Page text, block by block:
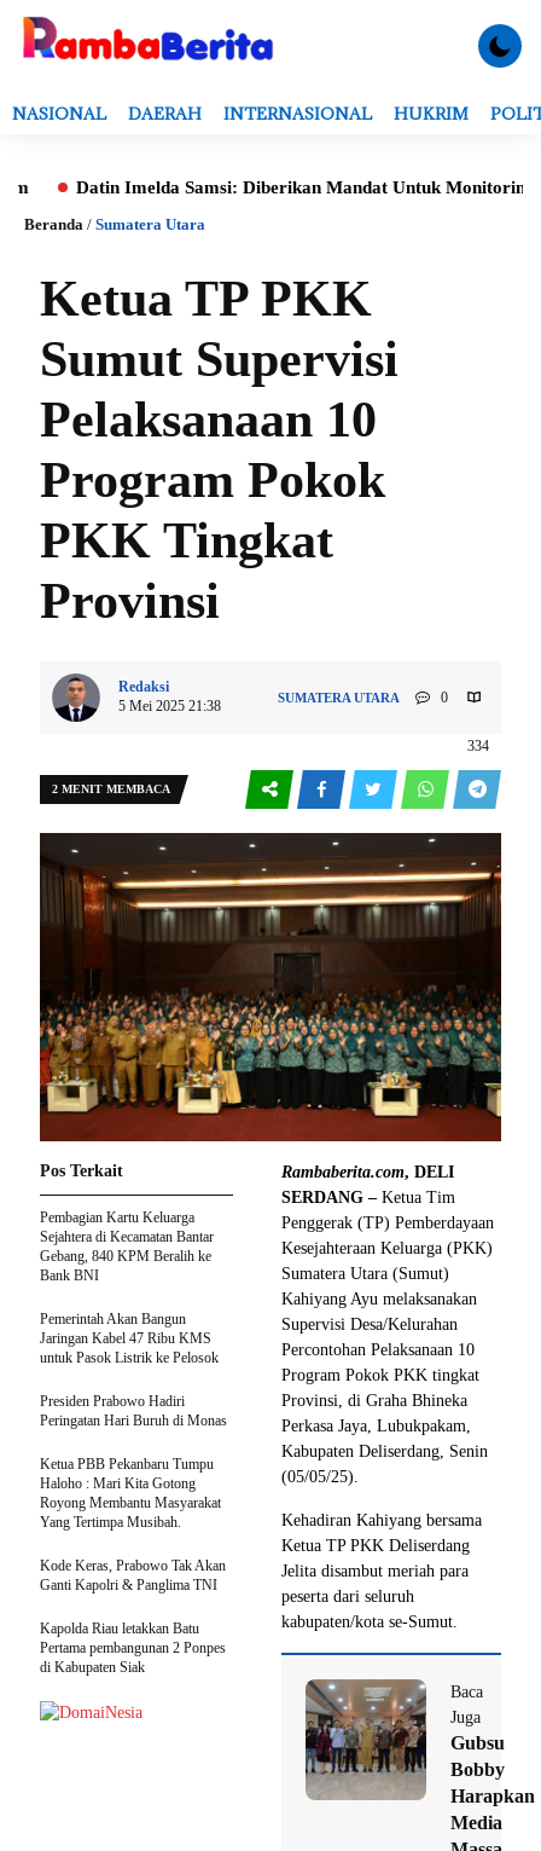
NASIONAL DAERAH INTERNASIONAL HUKRIM
Datin Imelda Samsi: Diberikan Mandat Untuk Monitoring
Beranda / Sumatera Utara
Ketua TP PKK
Sumut Supervisi
Pelaksanaan 10
Program Pokok
PKK Tingkat
Provinsi
Redaksi
5 Mei 2025 21:38
SUMATERA UTARA 0
334
2 MENIT MEMBACA
Rambaberita.com, DELI
SERDANG – Ketua Tim
Penggerak (TP) Pemberdayaan
Kesejahteraan Keluarga (PKK)
Sumatera Utara (Sumut)
Kahiyang Ayu melaksanakan
Supervisi Desa/Kelurahan
Percontohan Pelaksanaan 10
Program Pokok PKK tingkat
Provinsi, di Graha Bhineka
Perkasa Jaya, Lubukpakam,
Kabupaten Deliserdang, Senin
(05/05/25).
Kehadiran Kahiyang bersama
Ketua TP PKK Deliserdang
Jelita disambut meriah para
peserta dari seluruh
kabupaten/kota se-Sumut.
Baca
Juga
Gubsu
Bobby
Harapkan
Media
Pos Terkait
Pembagian Kartu Keluarga
Sejahtera di Kecamatan Bantar
Gebang, 840 KPM Beralih ke
Bank BNI
Pemerintah Akan Bangun
Jaringan Kabel 47 Ribu KMS
untuk Pasok Listrik ke Pelosok
Presiden Prabowo Hadiri
Peringatan Hari Buruh di Monas
Ketua PBB Pekanbaru Tumpu
Haloho : Mari Kita Gotong
Royong Membantu Masyarakat
Yang Tertimpa Musibah.
Kode Keras, Prabowo Tak Akan
Ganti Kapolri & Panglima TNI
Kapolda Riau letakkan Batu
Pertama pembangunan 2 Ponpes
di Kabupaten Siak